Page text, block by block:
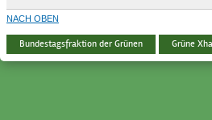
NACH OBEN
Bundestagsfraktion der Grünen Grüne